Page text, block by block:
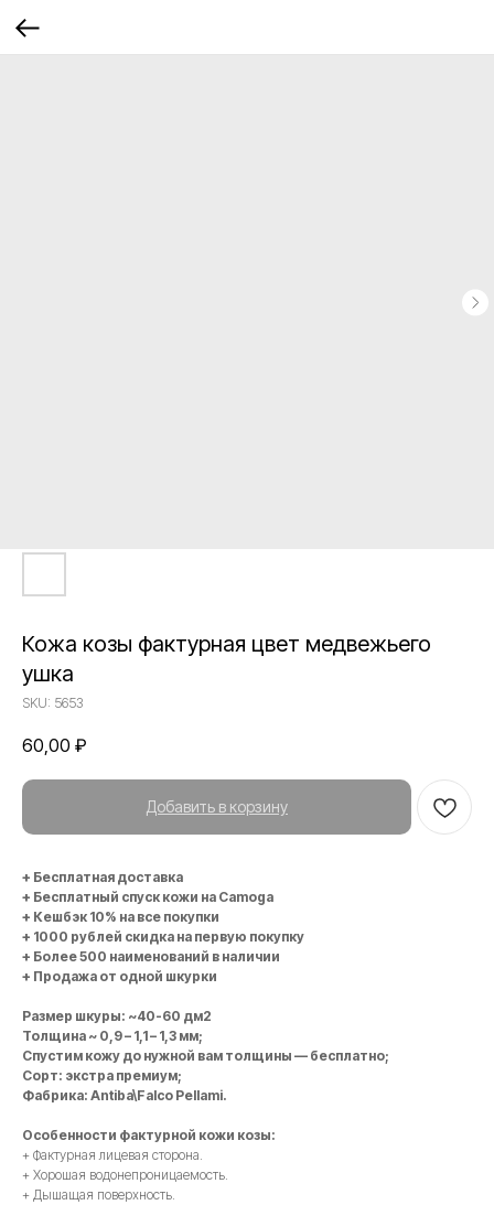
Кожа козы фактурная цвет медвежьего
ушка
SKU: 5653
60,00 ₽
Добавить в корзину
+ Бесплатная доставка
+ Бесплатный спуск кожи на Camoga
+ Кешбэк 10% на все покупки
+ 1000 рублей скидка на первую покупку
+ Более 500 наименований в наличии
+ Продажа от одной шкурки
Размер шкуры: ~40-60 дм2
Толщина ~ 0,9 – 1,1 – 1,3 мм;
Спустим кожу до нужной вам толщины — бесплатно;
Сорт: экстра премиум;
Фабрика: Antiba\Falco Pellami.
Особенности фактурной кожи козы:
+ Фактурная лицевая сторона.
+ Хорошая водонепроницаемость.
+ Дышащая поверхность.